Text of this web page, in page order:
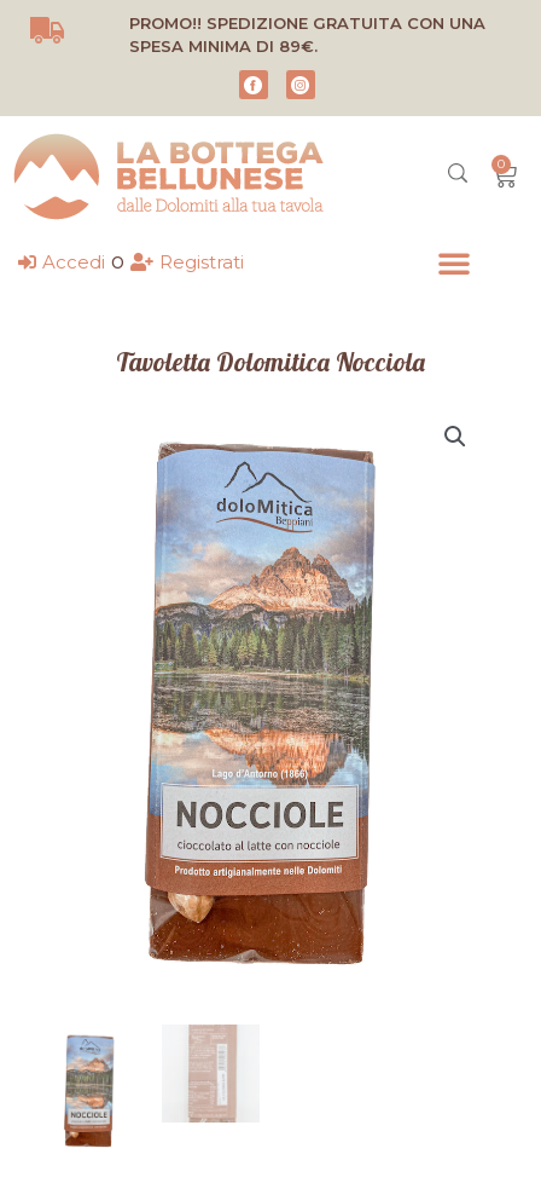
Vai
PROMO!! SPEDIZIONE GRATUITA CON UNA
SPESA MINIMA DI 89€.
0
Accedi o Registrati
Tavoletta Dolomitica Nocciola